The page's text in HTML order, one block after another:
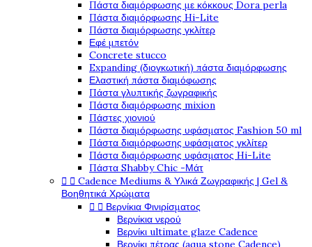
Πάστα διαμόρφωσης με κόκκους Dora perla
Πάστα διαμόρφωσης Hi-Lite
Πάστα διαμόρφωσης γκλίτερ
Εφέ μπετόν
Concrete stucco
Expanding (διογκωτική) πάστα διαμόρφωσης
Ελαστική πάστα διαμόφωσης
Πάστα γλυπτικής ζωγραφικής
Πάστα διαμόρφωσης mixion
Πάστες χιονιού
Πάστα διαμόρφωσης υφάσματος Fashion 50 ml
Πάστα διαμόρφωσης υφάσματος γκλίτερ
Πάστα διαμόρφωσης υφάσματος Hi-Lite
Πάστα Shabby Chic -Μάτ
  Cadence Mediums & Υλικά Ζωγραφικής | Gel &
Βοηθητικά Χρώματα
  Βερνίκια Φινιρίσματος
Βερνίκια νερού
Βερνίκι ultimate glaze Cadence
Βερνίκι πέτρας (aqua stone Cadence)